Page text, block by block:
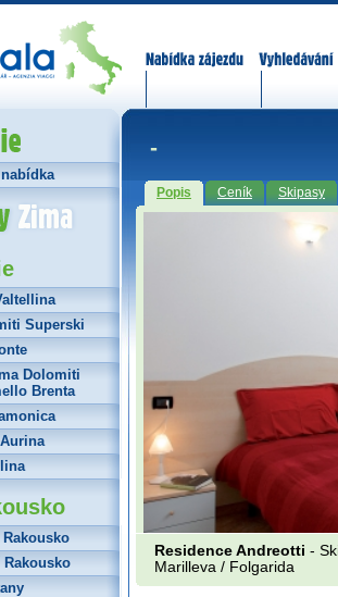
-
Popis Ceník Skipasy
Residence Andreotti -
Marilleva / Folgarida
Zima
Superski
Dolomiti
Brenta
Rakousko
Rakousko